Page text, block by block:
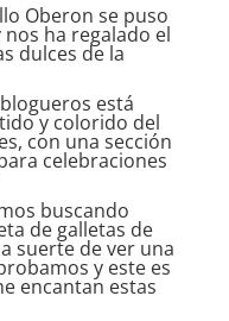
Oberon se puso
ha regalado el
dulces de la
está
y colorido del
con una sección
celebraciones
buscando
de galletas de
suerte de ver una
y este es
encantan estas